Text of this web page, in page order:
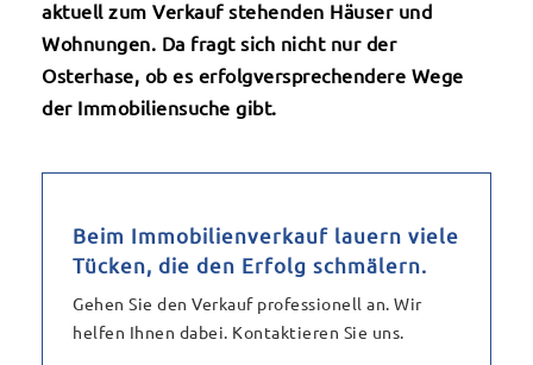
aktuell zum Verkauf stehenden Häuser und
Wohnungen. Da fragt sich nicht nur der
Osterhase, ob es erfolgversprechendere Wege
der Immobiliensuche gibt.
Beim Immobilienverkauf lauern viele
Tücken, die den Erfolg schmälern.
Gehen Sie den Verkauf professionell an. Wir
helfen Ihnen dabei. Kontaktieren Sie uns.